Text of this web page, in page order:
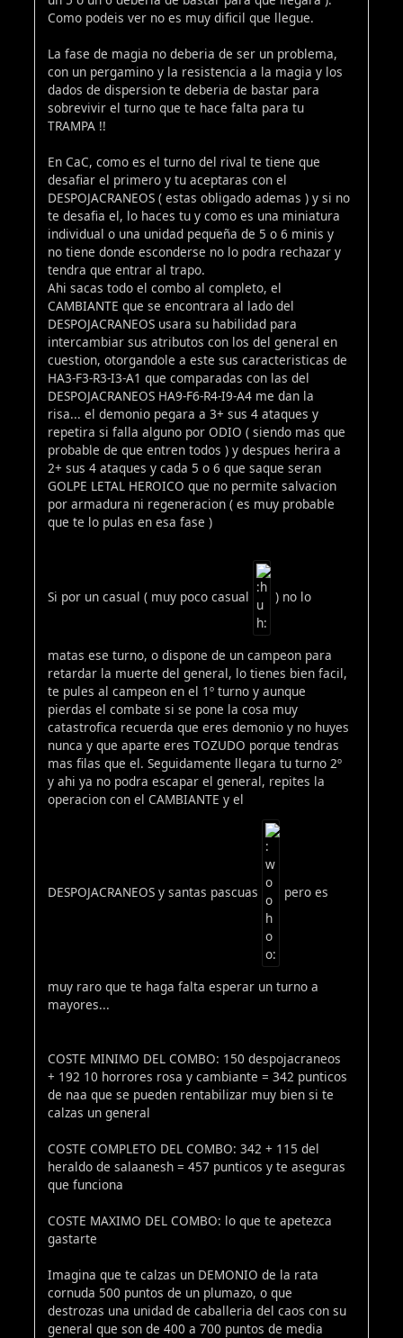
Como podeis ver no es muy dificil que llegue.
La fase de magia no deberia de ser un problema,
con un pergamino y la resistencia a la magia y los
dados de dispersion te deberia de bastar para
sobrevivir el turno que te hace falta para tu
TRAMPA !!
En CaC, como es el turno del rival te tiene que
desafiar el primero y tu aceptaras con el
DESPOJACRANEOS ( estas obligado ademas ) y si no
te desafia el, lo haces tu y como es una miniatura
individual o una unidad pequeña de 5 o 6 minis y
no tiene donde esconderse no lo podra rechazar y
tendra que entrar al trapo.
Ahi sacas todo el combo al completo, el
CAMBIANTE que se encontrara al lado del
DESPOJACRANEOS usara su habilidad para
intercambiar sus atributos con los del general en
cuestion, otorgandole a este sus caracteristicas de
HA3-F3-R3-I3-A1 que comparadas con las del
DESPOJACRANEOS HA9-F6-R4-I9-A4 me dan la
risa... el demonio pegara a 3+ sus 4 ataques y
repetira si falla alguno por ODIO ( siendo mas que
probable de que entren todos ) y despues herira a
2+ sus 4 ataques y cada 5 o 6 que saque seran
GOLPE LETAL HEROICO que no permite salvacion
por armadura ni regeneracion ( es muy probable
que te lo pulas en esa fase )
Si por un casual ( muy poco casual ) no lo
matas ese turno, o dispone de un campeon para
retardar la muerte del general, lo tienes bien facil,
te pules al campeon en el 1º turno y aunque
pierdas el combate si se pone la cosa muy
catastrofica recuerda que eres demonio y no huyes
nunca y que aparte eres TOZUDO porque tendras
mas filas que el. Seguidamente llegara tu turno 2º
y ahi ya no podra escapar el general, repites la
operacion con el CAMBIANTE y el
DESPOJACRANEOS y santas pascuas pero es
muy raro que te haga falta esperar un turno a
mayores...
COSTE MINIMO DEL COMBO: 150 despojacraneos
+ 192 10 horrores rosa y cambiante = 342 punticos
de naa que se pueden rentabilizar muy bien si te
calzas un general
COSTE COMPLETO DEL COMBO: 342 + 115 del
heraldo de salaanesh = 457 punticos y te aseguras
que funciona
COSTE MAXIMO DEL COMBO: lo que te apetezca
gastarte
Imagina que te calzas un DEMONIO de la rata
cornuda 500 puntos de un plumazo, o que
destrozas una unidad de caballeria del caos con su
general que son de 400 a 700 puntos de media